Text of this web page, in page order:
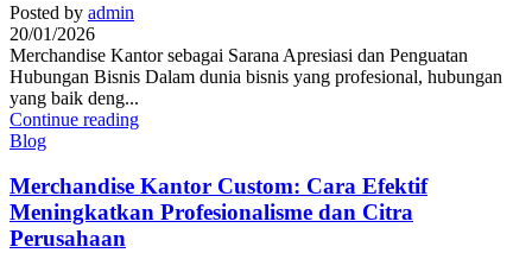
Posted by admin
20/01/2026
Merchandise Kantor sebagai Sarana Apresiasi dan Penguatan
Hubungan Bisnis Dalam dunia bisnis yang profesional, hubungan
yang baik deng...
Continue reading
Blog
Merchandise Kantor Custom: Cara Efektif
Meningkatkan Profesionalisme dan Citra
Perusahaan